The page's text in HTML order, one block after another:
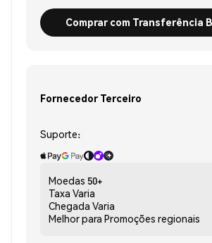
Comprar com Transferência
Fornecedor Terceiro
Suporte:
Moedas 50+
Taxa Varia
Chegada Varia
Melhor para Promoções regionais